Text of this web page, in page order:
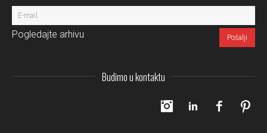
Pogledajte arhivu
Budimo u kontaktu
InstagramLinkedIn